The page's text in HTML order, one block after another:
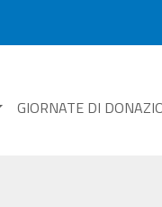
GIORNATE DI